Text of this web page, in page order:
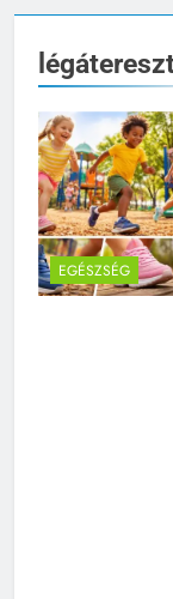
EGÉSZSÉG